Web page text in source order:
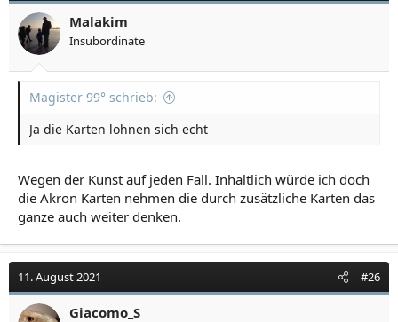
Malakim
Insubordinate
Magister 99° schrieb:
Ja die Karten lohnen sich echt
Wegen der Kunst auf jeden Fall. Inhaltlich würde ich doch
die Akron Karten nehmen die durch zusätzliche Karten das
ganze auch weiter denken.
11. August 2021 #26
Giacomo_S